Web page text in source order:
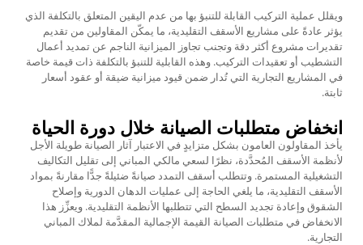
ويقلل عملية التركيب القابلة للتنبؤ بها من عدم اليقين المتعلق بالتكلفة الذي
يؤثر عادةً على مشاريع الأسقف التقليدية، ما يمكّن المقاولين من تقديم
تقديرات مشروع أكثر دقة وتجنب تجاوز الميزانية الناجم عن تمديد أعمال
التشطيب أو تعقيدات التركيب. وهذه القابلية للتنبؤ بالتكلفة ذات قيمة خاصة
في المشاريع التجارية التي تُدار ضمن قيود ميزانية ضيقة أو عقود أسعار
ثابتة.
انخفاض متطلبات الصيانة خلال دورة الحياة
يأخذ المقاولون العامون بشكل متزايدٍ في الاعتبار آثار الصيانة طويلة الأجل
لأنظمة الأسقف المُحدَّدة، نظرًا لسعي مالكي المباني إلى تقليل التكاليف
التشغيلية المستمرة. وتتطلب أسقف التمدد صيانةً ضئيلةً جدًّا مقارنةً بمواد
الأسقف التقليدية، ما يلغي الحاجة إلى عمليات الدهان الدورية وإصلاح
الشقوق وإعادة تجديد السطح التي تتطلبها الأنظمة التقليدية. ويعزِّز هذا
الانخفاض في متطلبات الصيانة القيمة الإجمالية المقدَّمة لملاك المباني
التجارية.